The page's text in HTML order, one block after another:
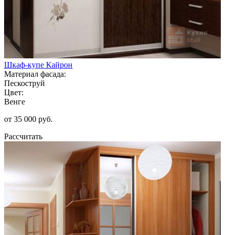
Шкаф-купе Кайрон
Материал фасада:
Пескоструй
Цвет:
Венге
от 35 000 руб.
Рассчитать